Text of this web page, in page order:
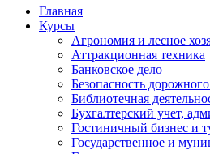
Главная
Курсы
Агрономия и лесное
Аттракционная техника
Банковское дело
Безопасность
Библиотечная
Бухгалтерский учет,
Гостиничный бизнес и
Государственное и